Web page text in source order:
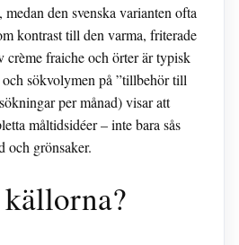
den svenska varianten ofta
kontrast till den varma, friterade
crème fraiche och örter är typisk
sökvolymen på ”tillbehör till
per månad) visar att
måltidsidéer – inte bara sås
och grönsaker.